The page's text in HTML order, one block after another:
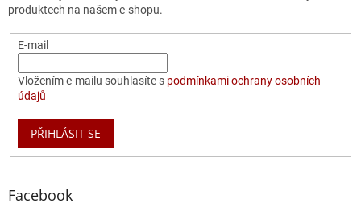
produktech na našem e-shopu.
E-mail
Vložením e-mailu souhlasíte s podmínkami ochrany osobních
údajů
PŘIHLÁSIT SE
Facebook